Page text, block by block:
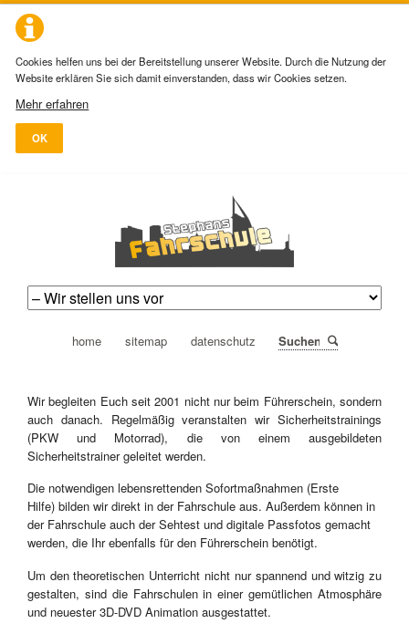
Cookies helfen uns bei der Bereitstellung unserer Website. Durch die Nutzung der
Website erklären Sie sich damit einverstanden, dass wir Cookies setzen.
Mehr erfahren
OK
navigation
home sitemap datenschutz
Wir begleiten Euch seit 2001 nicht nur beim Führerschein, sondern
auch danach. Regelmäßig veranstalten wir Sicherheitstrainings
(PKW und Motorrad), die von einem ausgebildeten
Sicherheitstrainer geleitet werden.
Die notwendigen lebensrettenden Sofortmaßnahmen (Erste
Hilfe) bilden wir direkt in der Fahrschule aus. Außerdem können in
der Fahrschule auch der Sehtest und digitale Passfotos gemacht
werden, die Ihr ebenfalls für den Führerschein benötigt.
Um den theoretischen Unterricht nicht nur spannend und witzig zu
gestalten, sind die Fahrschulen in einer gemütlichen Atmosphäre
und neuester 3D-DVD Animation ausgestattet.